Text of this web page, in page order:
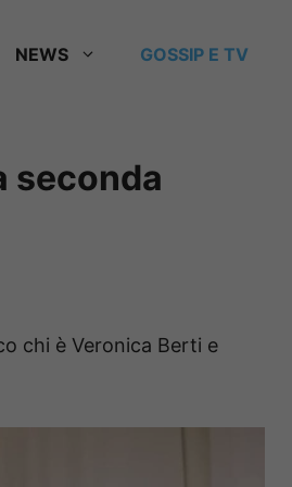
NEWS GOSSIP E TV
seconda
chi è Veronica Berti e